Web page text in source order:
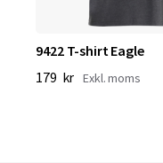
9422 T-shirt Eagle
179 kr